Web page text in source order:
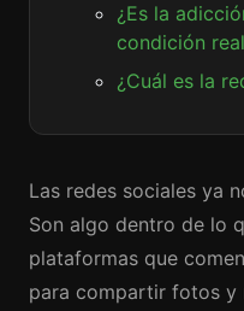
¿Es la
condición
¿Cuál es la
Las redes sociales ya
Son algo dentro de lo
plataformas que
para compartir fotos y